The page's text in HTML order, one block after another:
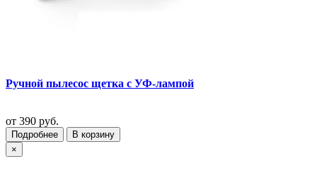
Ручной пылесос щетка с УФ-лампой
от 390 руб.
Подробнее
В корзину
×